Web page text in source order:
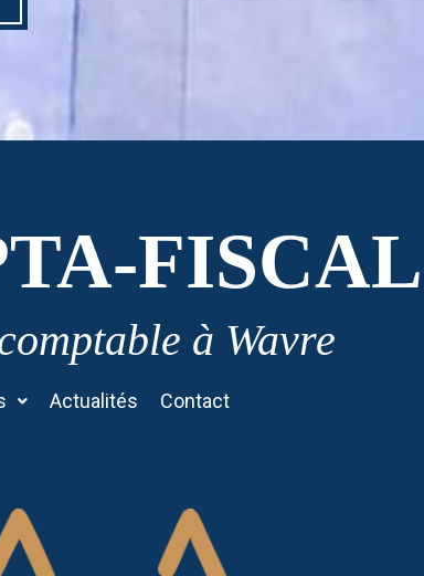
FISCAL
à Wavre
Actualités Contact